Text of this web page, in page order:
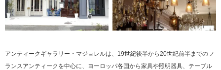
アンティークギャラリー・マジョレルは、19世紀後半から20世紀前半までのフ
ランスアンティークを中心に、ヨーロッパ各国から家具や照明器具、テーブル